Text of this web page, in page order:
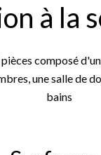
à la
composé
une salle de
bains